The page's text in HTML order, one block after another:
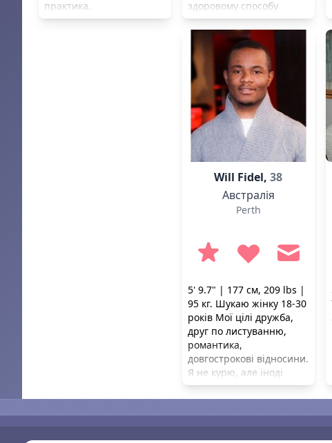
практика.
здоровому способу
життя.
Will Fidel,38
Австралія
Perth
5' 9.7" | 177 см, 209 lbs |
95 кг. Шукаю жінку 18-30
років Мої цілі дружба,
друг по листуванню,
романтика,
довгострокові відносини.
Я не курю, але іноді
випиваю.